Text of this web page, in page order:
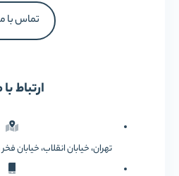
تماس با
ارتباط با
تهران، خیابان انقلاب، خیابان فخر رازی پلاک 56